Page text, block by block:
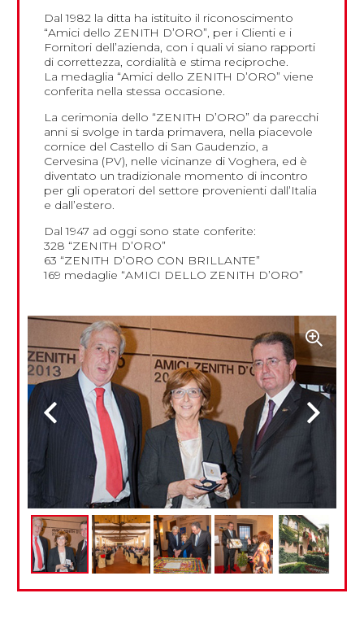
Dal 1982 la ditta ha istituito il riconoscimento
“Amici dello ZENITH D’ORO”, per i Clienti e i
Fornitori dell’azienda, con i quali vi siano rapporti
di correttezza, cordialità e stima reciproche.
La medaglia “Amici dello ZENITH D’ORO” viene
conferita nella stessa occasione.
La cerimonia dello “ZENITH D’ORO” da parecchi
anni si svolge in tarda primavera, nella piacevole
cornice del Castello di San Gaudenzio, a
Cervesina (PV), nelle vicinanze di Voghera, ed è
diventato un tradizionale momento di incontro
per gli operatori del settore provenienti dall’Italia
e dall’estero.
Dal 1947 ad oggi sono state conferite:
328 “ZENITH D’ORO”
63 “ZENITH D’ORO CON BRILLANTE”
169 medaglie “AMICI DELLO ZENITH D’ORO”